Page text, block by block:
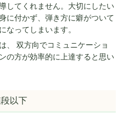
してくれません。大切にしたい
に付かず、弾き方に癖がついて
なってしまいます。
、 双方向でコミュニケーショ
の方が効率的に上達すると思い
以下